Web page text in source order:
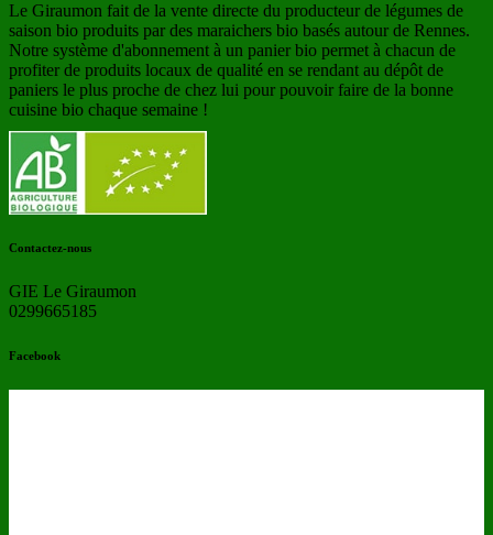
Le Giraumon fait de la vente directe du producteur de légumes de
saison bio produits par des maraichers bio basés autour de Rennes.
Notre système d'abonnement à un panier bio permet à chacun de
profiter de produits locaux de qualité en se rendant au dépôt de
paniers le plus proche de chez lui pour pouvoir faire de la bonne
cuisine bio chaque semaine !
Contactez-nous
GIE Le Giraumon
0299665185
Facebook